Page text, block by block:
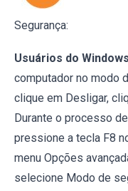
Segurança:
Usuários do
computador no modo
clique em Desligar,
Durante o processo
pressione a tecla F8
menu Opções
selecione Modo de